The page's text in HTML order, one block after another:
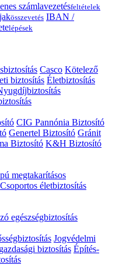
számlavezetésfeltételek
összevetés IBAN /
lépések
Casco Kötelező
biztosítás Életbiztosítás
CIG Pannónia Biztosító
Genertel Biztosító Gránit
Biztosító K&H Biztosító
megtakarításos
Csoportos életbiztosítás
egészségbiztosítás
Jogvédelmi
biztosítás Építés-